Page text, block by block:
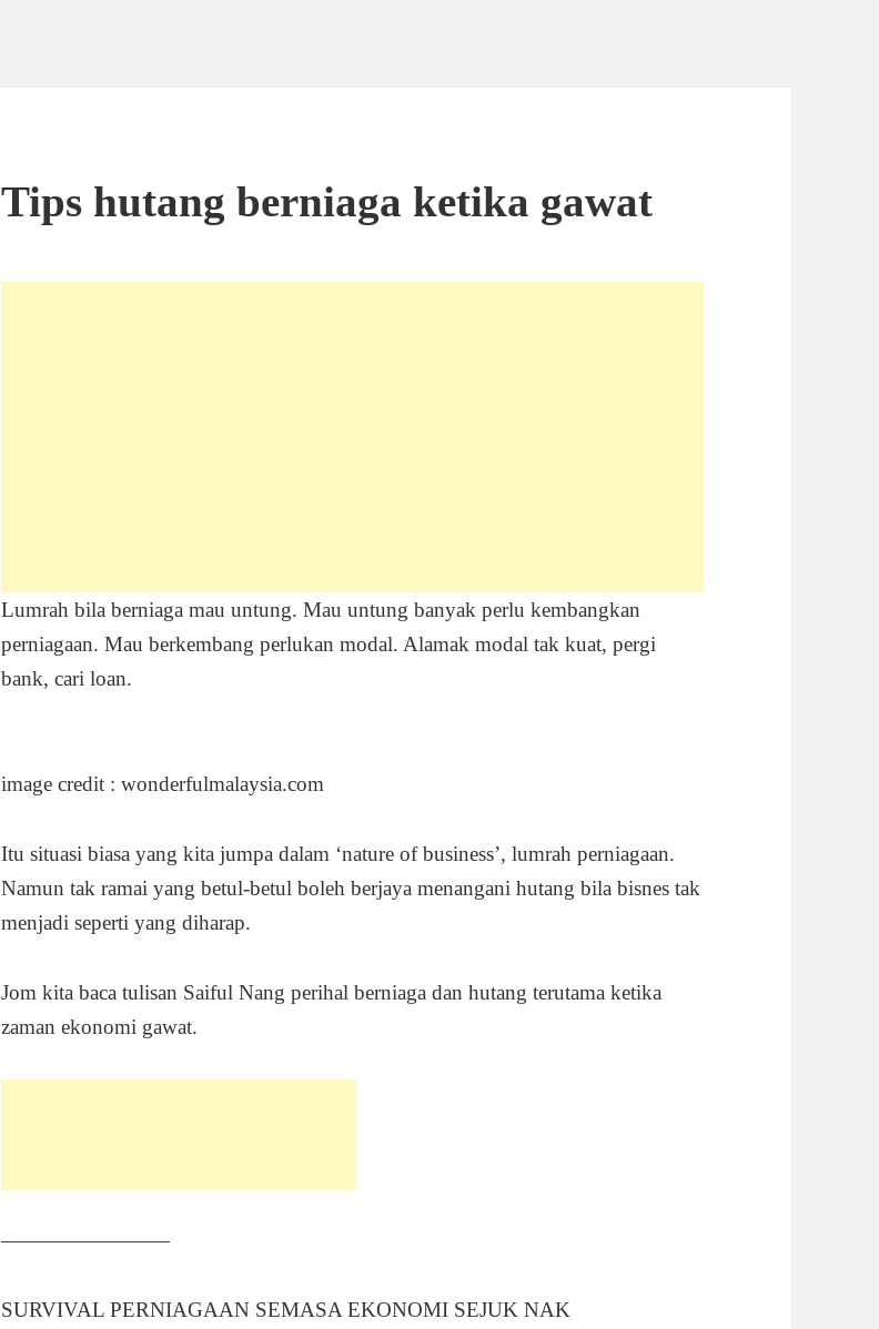
Tips hutang berniaga ketika gawat
Lumrah bila berniaga mau untung. Mau untung banyak perlu kembangkan
perniagaan. Mau berkembang perlukan modal. Alamak modal tak kuat, pergi
bank, cari loan.
image credit : wonderfulmalaysia.com
Itu situasi biasa yang kita jumpa dalam ‘nature of business’, lumrah perniagaan.
Namun tak ramai yang betul-betul boleh berjaya menangani hutang bila bisnes tak
menjadi seperti yang diharap.
Jom kita baca tulisan Saiful Nang perihal berniaga dan hutang terutama ketika
zaman ekonomi gawat.
————————
SURVIVAL PERNIAGAAN SEMASA EKONOMI SEJUK NAK